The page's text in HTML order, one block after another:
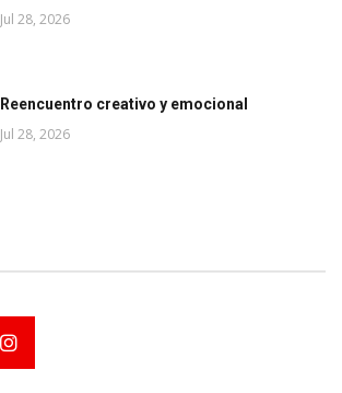
Jul 28, 2026
Reencuentro creativo y emocional
Jul 28, 2026